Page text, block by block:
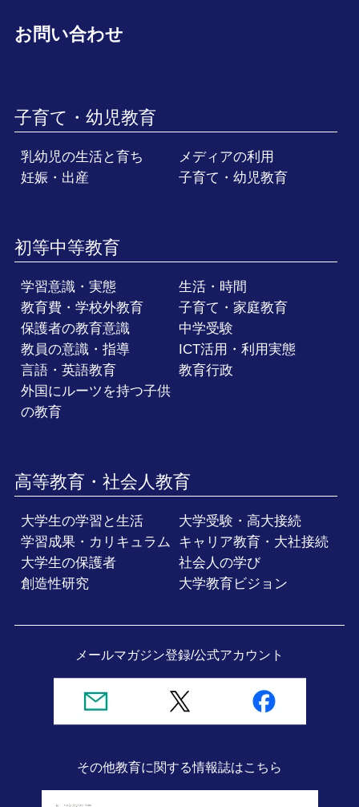
お問い合わせ
子育て・幼児教育
乳幼児の生活と育ち
メディアの利用
妊娠・出産
子育て・幼児教育
初等中等教育
学習意識・実態
生活・時間
教育費・学校外教育
子育て・家庭教育
保護者の教育意識
中学受験
教員の意識・指導
ICT活用・利用実態
言語・英語教育
教育行政
外国にルーツを持つ子供
の教育
高等教育・社会人教育
大学生の学習と生活
大学受験・高大接続
学習成果・カリキュラム
キャリア教育・大社接続
大学生の保護者
社会人の学び
創造性研究
大学教育ビジョン
メールマガジン登録/公式アカウント
その他教育に関する情報誌はこちら